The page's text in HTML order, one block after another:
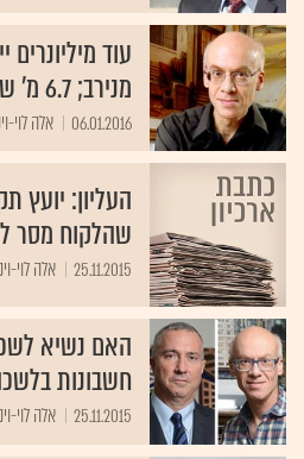
מנירב; 6.7 מ' ש' לעו"ד סביר רבין
06.01.2016 אלה לוי-
העליון: יועץ
שהלקוח מסר
25.11.2015 אלה לוי-
האם נשיא
חשבונות
25.11.2015 אלה לוי-